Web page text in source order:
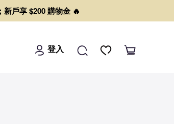
戶享 $200 購物金 🔥
登入